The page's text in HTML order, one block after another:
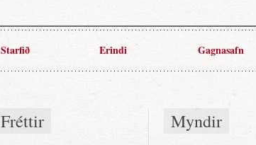
Starfið Erindi Gagnasafn
Fréttir Myndir